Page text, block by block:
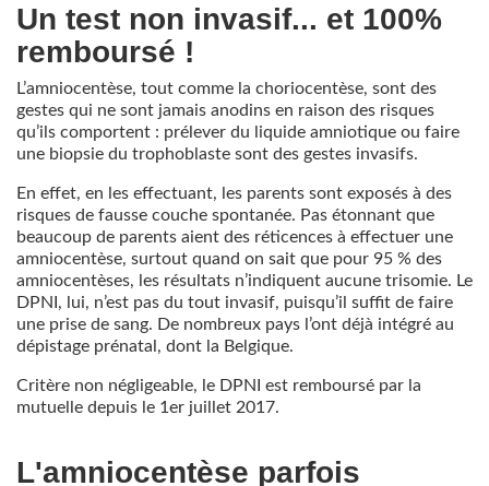
Un test non invasif... et 100%
remboursé !
L’amniocentèse, tout comme la choriocentèse, sont des
gestes qui ne sont jamais anodins en raison des risques
qu’ils comportent : prélever du liquide amniotique ou faire
une biopsie du trophoblaste sont des gestes invasifs.
En effet, en les effectuant, les parents sont exposés à des
risques de fausse couche spontanée. Pas étonnant que
beaucoup de parents aient des réticences à effectuer une
amniocentèse, surtout quand on sait que pour 95 % des
amniocentèses, les résultats n’indiquent aucune trisomie. Le
DPNI, lui, n’est pas du tout invasif, puisqu’il suffit de faire
une prise de sang. De nombreux pays l’ont déjà intégré au
dépistage prénatal, dont la Belgique.
Critère non négligeable, le DPNI est remboursé par la
mutuelle depuis le 1er juillet 2017.
L'amniocentèse parfois